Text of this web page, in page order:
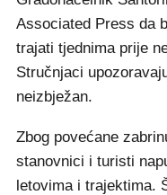
Associated Press da
trajati tjednima prije
Stručnjaci
neizbježan.
Zbog povećane
stanovnici i turisti
letovima i trajektima.